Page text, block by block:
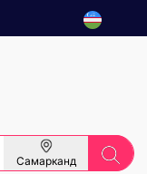
Самарканд